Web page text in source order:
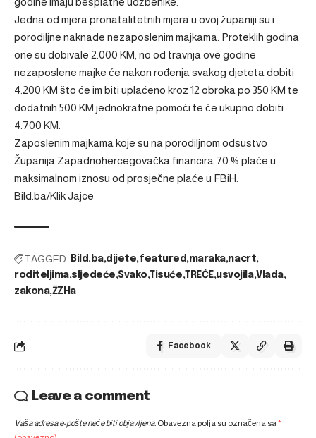
Jedna od mjera pronatalitetnih mjera u ovoj županiji su i
porodiljne naknade nezaposlenim majkama. Proteklih godina
one su dobivale 2.000 KM, no od travnja ove godine
nezaposlene majke će nakon rođenja svakog djeteta dobiti
4.200 KM što će im biti uplaćeno kroz 12 obroka po 350 KM te
dodatnih 500 KM jednokratne pomoći te će ukupno dobiti
4.700 KM.
Zaposlenim majkama koje su na porodiljnom odsustvo
Županija Zapadnohercegovačka financira 70 % plaće u
maksimalnom iznosu od prosječne plaće u FBiH.
Bild.ba/Klik Jajce
TAGGED: Bild.ba dijete featured maraka nacrt
roditeljima sljedeće Svako Tisuće TREĆE usvojila Vlada
zakona ŽZHa
Facebook
Leave a comment
Vaša adresa e-pošte neće biti objavljena. Obavezna polja su označena sa*